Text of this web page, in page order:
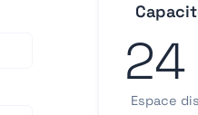
24
Espace